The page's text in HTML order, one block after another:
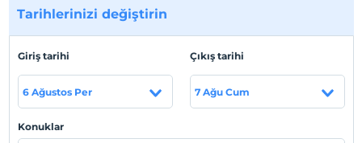
tasarlanan Empire Cave Hotel, size huzur dolu bir tatilin
Güler yüzlü ve deneyimli ekibimizle, yıl boyunca siz
değerli konuklarımızı ağırlamaktayız.
Tesis lokasyon bilgileri
Göreme merkezde terminale 300 metre Göreme
Tarihlerinizi değiştirin
Giriş tarihi
6 Ağustos Per
Çıkış tarihi
7 Ağu Cum
Konuklar